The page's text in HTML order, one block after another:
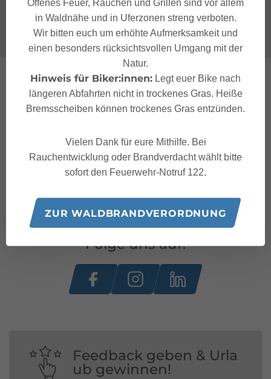
Folge uns auf:
Feedback geben & Urla
ub gewinnen!
Offenes Feuer, Rauchen und Grillen sind vor allem
in Waldnähe und in Uferzonen streng verboten.
Wir bitten euch um erhöhte Aufmerksamkeit und
einen besonders rücksichtsvollen Umgang mit der
Natur.
Hinweis für Biker:innen: Legt euer Bike nach
längeren Abfahrten nicht in trockenes Gras. Heiße
Bremsscheiben können trockenes Gras entzünden.
Vielen Dank für eure Mithilfe. Bei
Rauchentwicklung oder Brandverdacht wählt bitte
sofort den Feuerwehr-Notruf 122.
ZUR WALDBRANDVERORDNUNG